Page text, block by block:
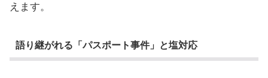
えます。
語り継がれる「パスポート事件」と塩対応